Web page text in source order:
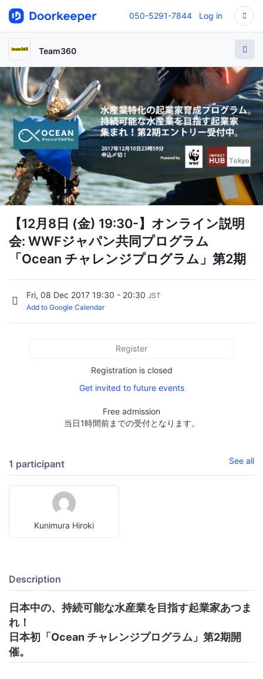
050-5291-7844 Log in
Team360
【12月8日 (金) 19:30-】オンライン説明
会: WWFジャパン共同プログラム
「Ocean チャレンジプログラム」第2期
Fri, 08 Dec 2017 19:30 - 20:30 JST
Add to Google Calendar
Register
Registration is closed
Get invited to future events
Free admission
当日1時間前までの受付となります。
1 participant See all
Kunimura Hiroki
Description
日本中の、持続可能な水産業を目指す起業家あつま
れ！
日本初「Ocean チャレンジプログラム」第2期開
催。